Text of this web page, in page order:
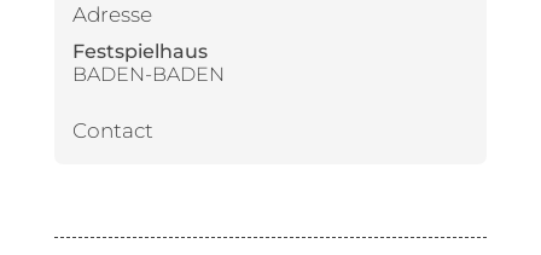
Adresse
Festspielhaus
BADEN-BADEN
Contact